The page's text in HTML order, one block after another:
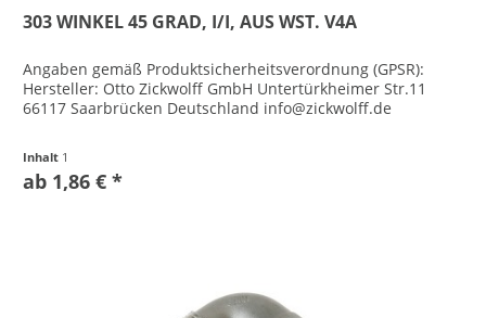
303 WINKEL 45 GRAD, I/I, AUS WST. V4A
Angaben gemäß Produktsicherheitsverordnung (GPSR):
Hersteller: Otto Zickwolff GmbH Untertürkheimer Str.11
66117 Saarbrücken Deutschland info@zickwolff.de
Inhalt 1
ab 1,86 € *